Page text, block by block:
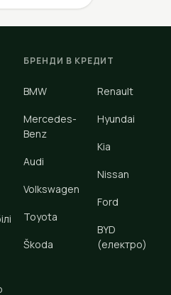
БРЕНДИ В КРЕДИТ
BMW
Mercedes-
Benz
Audi
Volkswagen
Toyota
Škoda
Renault
Hyundai
Kia
Nissan
Ford
BYD
(електро)